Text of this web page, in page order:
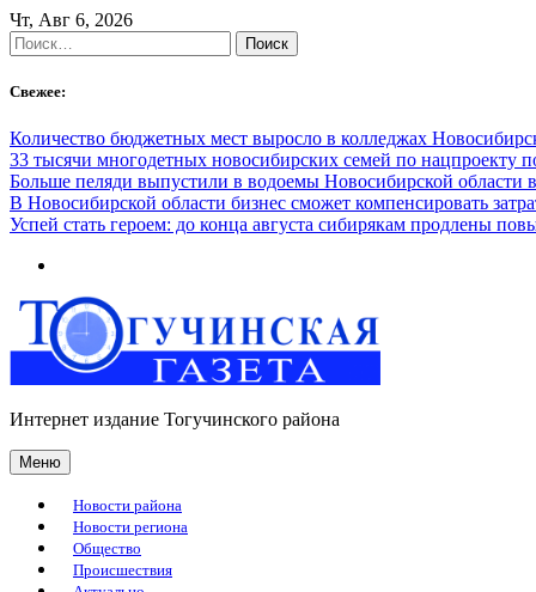
Skip
to
content
Чт, Авг 6, 2026
Найти:
Свежее:
Количество бюджетных мест выросло в колледжах
33 тысячи многодетных новосибирских семей по нацпроекту
Больше пеляди выпустили в водоемы Новосибирской области
В Новосибирской области бизнес сможет компенсировать
Успей стать героем: до конца августа сибирякам продлены
Интернет издание Тогучинского района
Меню
Новости района
Новости региона
Общество
Происшествия